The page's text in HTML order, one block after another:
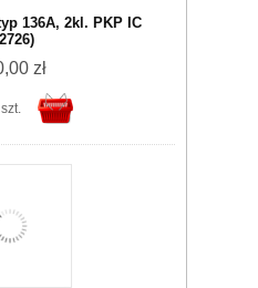
136A, 2kl. PKP IC
zł
szt.